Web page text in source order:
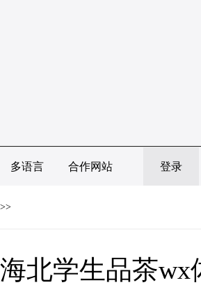
多语言 合作网站 登录
>>
海北学生品茶wx